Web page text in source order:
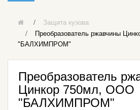
Защита кузова
Преобразователь ржавчины
"БАЛХИМПРОМ"
Преобразователь
Цинкор 750мл, ООО
"БАЛХИМПРОМ"